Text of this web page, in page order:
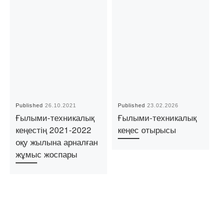
Published26.10.2021
Ғылыми-техникалық
кеңестің 2021-2022
оқу жылына арналған
жұмыс жоспары
Published23.02.2026
Ғылыми-техникалық
кеңес отырысы